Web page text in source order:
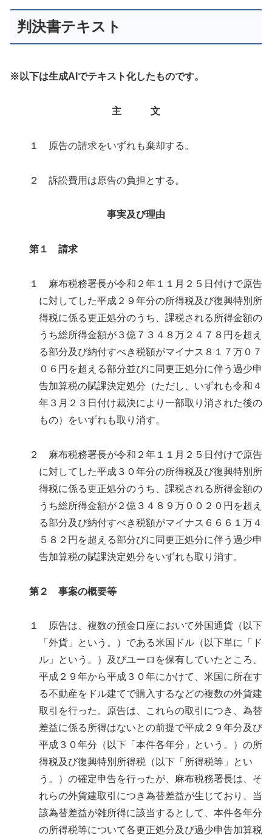
判決書テキスト
※以下は生成AIでテキスト化したものです。
主 文
１ 原告の請求をいずれも棄却する。
２ 訴訟費用は原告の負担とする。
事実及び理由
第１ 請求
１ 麻布税務署長が令和２年１１月２５日付けで原告
に対してした平成２９年分の所得税及び復興特別所
得税に係る更正処分のうち、課税される所得金額の
うち総所得金額が３億７３４８万２４７８円を超え
る部分及び納付すべき税額がマイナス８１７万０７
０６円を超える部分並びに同更正処分に伴う過少申
告加算税の賦課決定処分（ただし、いずれも令和４
年３月２３日付け裁決により一部取り消された後の
もの）をいずれも取り消す。
２ 麻布税務署長が令和２年１１月２５日付けで原告
に対してした平成３０年分の所得税及び復興特別所
得税に係る更正処分のうち、課税される所得金額の
うち総所得金額が２億３４８９万００２０円を超え
る部分及び納付すべき税額がマイナス６６６１万４
５８２円を超える部分びに同更正処分に伴う過少申
告加算税の賦課決定処分をいずれも取り消す。
第２ 事案の概要等
１ 原告は、複数の預金口座において外国通貨（以下
「外貨」という。）である米国ドル（以下単に「ド
ル」という。）及びユーロを保有していたところ、
平成２９年から平成３０年にかけて、米国に所在す
る不動産をドル建てで購入するなどの複数の外貨建
取引を行った。原告は、これらの取引につき、為替
差益に係る所得はないとの前提で平成２９年分及び
平成３０年分（以下「本件各年分」という。）の所
得税及び復興特別所得税（以下「所得税等」とい
う。）の確定申告を行ったが、麻布税務署長は、そ
れらの外貨建取引につき為替差益が生じており、当
該為替差益が雑所得に該当するとして、本件各年分
の所得税等について各更正処分及び過少申告加算税